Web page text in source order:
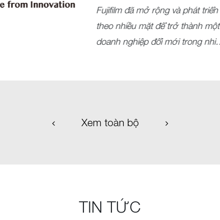
Fujifilm đã mở rộng và phát triển
theo nhiều mặt để trở thành một
doanh nghiệp đổi mới trong
Xem toàn bộ
TIN TỨC